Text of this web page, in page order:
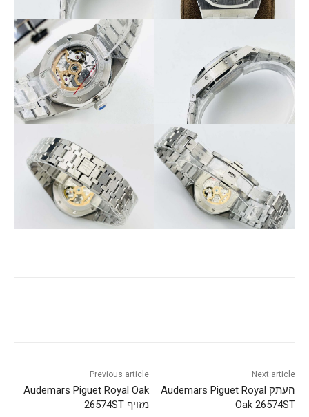
Previous article
Audemars Piguet Royal Oak
מזויף 26574ST
Next article
העתק Audemars Piguet Royal
Oak 26574ST